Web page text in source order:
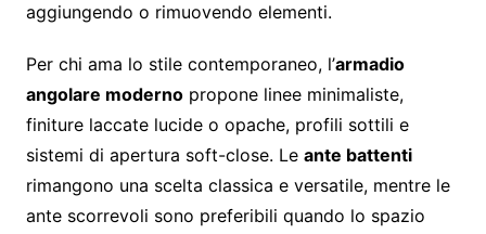
aggiungendo o rimuovendo elementi.
Per chi ama lo stile contemporaneo, l’armadio
angolare modernopropone linee minimaliste,
finiture laccate lucide o opache, profili sottili e
sistemi di apertura soft-close. Le ante battenti
rimangono una scelta classica e versatile, mentre le
ante scorrevoli sono preferibili quando lo spazio